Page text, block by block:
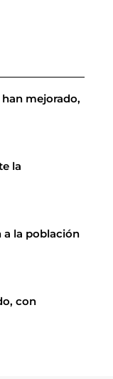
mejorado,
la
a la población
con